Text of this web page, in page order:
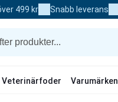
499 kr Snabb leverans
Veterinärfoder Varumärken